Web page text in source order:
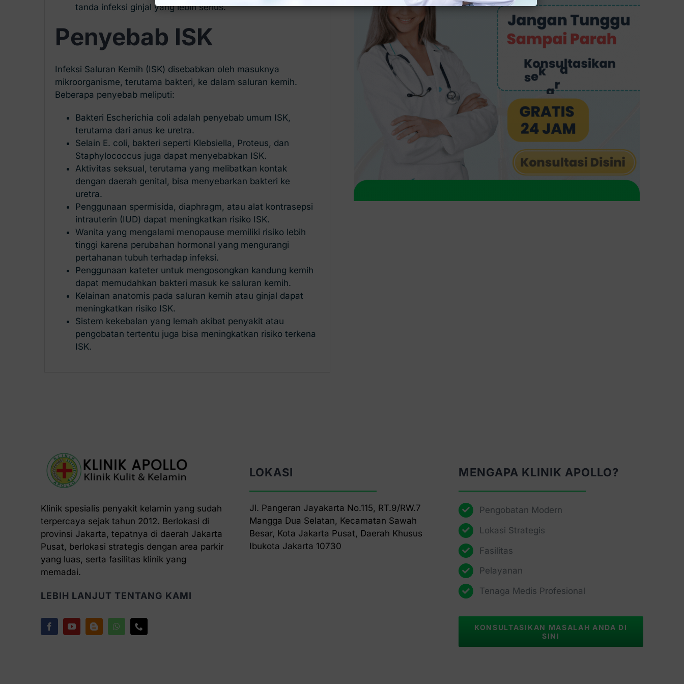
tanda infeksi ginjal yang lebih serius.
Penyebab ISK
Infeksi Saluran Kemih (ISK) disebabkan oleh masuknya
mikroorganisme, terutama bakteri, ke dalam saluran kemih.
Beberapa penyebab meliputi:
Bakteri Escherichia coli adalah penyebab umum ISK,
terutama dari anus ke uretra.
Selain E. coli, bakteri seperti Klebsiella, Proteus, dan
Staphylococcus juga dapat menyebabkan ISK.
Aktivitas seksual, terutama yang melibatkan kontak
dengan daerah genital, bisa menyebarkan bakteri ke
uretra.
Penggunaan spermisida, diaphragm, atau alat kontrasepsi
intrauterin (IUD) dapat meningkatkan risiko ISK.
Wanita yang mengalami menopause memiliki risiko lebih
tinggi karena perubahan hormonal yang mengurangi
pertahanan tubuh terhadap infeksi.
Penggunaan kateter untuk mengosongkan kandung kemih
dapat memudahkan bakteri masuk ke saluran kemih.
Kelainan anatomis pada saluran kemih atau ginjal dapat
meningkatkan risiko ISK.
Sistem kekebalan yang lemah akibat penyakit atau
pengobatan tertentu juga bisa meningkatkan risiko terkena
ISK.
Klinik spesialis penyakit kelamin yang sudah
terpercaya sejak tahun 2012. Berlokasi di
provinsi Jakarta, tepatnya di daerah Jakarta
Pusat, berlokasi strategis dengan area parkir
yang luas, serta fasilitas klinik yang
memadai.
LEBIH LANJUT TENTANG KAMI
LOKASI
Jl. Pangeran Jayakarta No.115, RT.9/RW.7
Mangga Dua Selatan, Kecamatan Sawah
Besar, Kota Jakarta Pusat, Daerah Khusus
Ibukota Jakarta 10730
MENGAPA KLINIK APOLLO?
Pengobatan Modern
Lokasi Strategis
Fasilitas
Pelayanan
Tenaga Medis Profesional
KONSULTASIKAN MASALAH ANDA DI
SINI